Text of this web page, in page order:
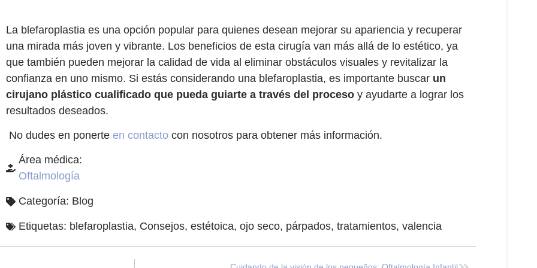
La blefaroplastia es una opción popular para quienes desean mejorar su apariencia y recuperar
una mirada más joven y vibrante. Los beneficios de esta cirugía van más allá de lo estético, ya
que también pueden mejorar la calidad de vida al eliminar obstáculos visuales y revitalizar la
confianza en uno mismo. Si estás considerando una blefaroplastia, es importante buscar un
cirujano plástico cualificado que pueda guiarte a través del proceso y ayudarte a lograr los
resultados deseados.
No dudes en ponerte en contacto con nosotros para obtener más información.
Área médica:
Oftalmología
Categoría: Blog
Etiquetas: blefaroplastia, Consejos, estétoica, ojo seco, párpados, tratamientos, valencia